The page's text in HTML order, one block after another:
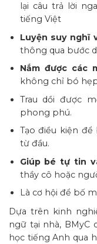
lại câu trả lời
tiếng Việt
Luyện suy nghĩ
thông qua bước
Nắm được các
không chỉ bó
Trau dồi được
phong phú.
Tạo điều kiện
từ đầu.
Giúp bé tự tin
thầy cô hoặc
Là cơ hội để bố
Dựa trên kinh
ngữ tại nhà,
học tiếng Anh qua